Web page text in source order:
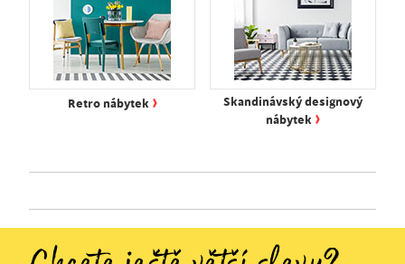
Retro nábytek ›
Skandinávský designový
nábytek ›